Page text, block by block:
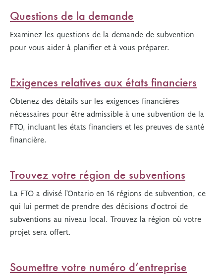
Questions de la demande
Examinez les questions de la demande de subvention
pour vous aider à planifier et à vous préparer.
Exigences relatives aux états financiers
Obtenez des détails sur les exigences financières
nécessaires pour être admissible à une subvention de la
FTO, incluant les états financiers et les preuves de santé
financière.
Trouvez votre région de subventions
La FTO a divisé l'Ontario en 16 régions de subvention, ce
qui lui permet de prendre des décisions d'octroi de
subventions au niveau local. Trouvez la région où votre
projet sera offert.
Soumettre votre numéro d’entreprise